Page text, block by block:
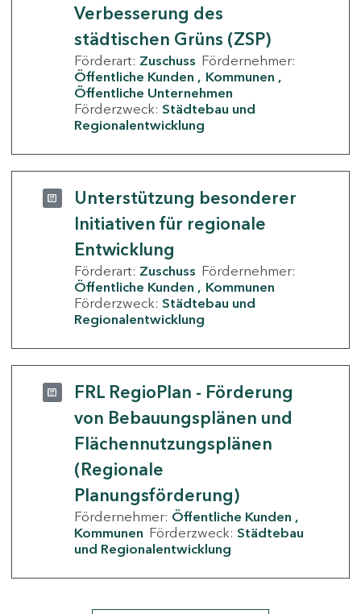
Verbesserung des
städtischen Grüns (ZSP)
Förderart: Zuschuss Fördernehmer:
Öffentliche Kunden
Kommunen
Öffentliche Unternehmen
Förderzweck: Städtebau und
Regionalentwicklung
Unterstützung besonderer
Initiativen für regionale
Entwicklung
Förderart: Zuschuss Fördernehmer:
Öffentliche Kunden
Kommunen
Förderzweck: Städtebau und
Regionalentwicklung
FRL RegioPlan - Förderung
von Bebauungsplänen und
Flächennutzungsplänen
(Regionale
Planungsförderung)
Fördernehmer: Öffentliche Kunden
Kommunen Förderzweck: Städtebau
und Regionalentwicklung